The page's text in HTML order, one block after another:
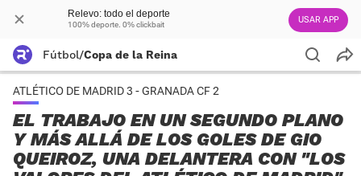
Relevo: todo el deporte
100% deporte. 0% clickbait USAR APP
Fútbol/Copa de la Reina
ATLÉTICO DE MADRID 3 - GRANADA CF 2
EL TRABAJO EN UN SEGUNDO PLANO
Y MÁS ALLÁ DE LOS GOLES DE GIO
QUEIROZ, UNA DELANTERA CON "LOS